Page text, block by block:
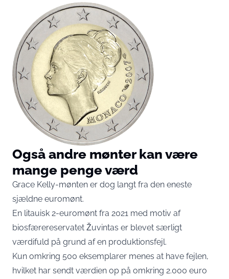
Også andre mønter kan være
mange penge værd
Grace Kelly-mønten er dog langt fra den eneste
sjældne euromønt.
En litauisk 2-euromønt fra 2021 med motiv af
biosfærereservatet Žuvintas er blevet særligt
værdifuld på grund af en produktionsfejl.
Kun omkring 500 eksemplarer menes at have fejlen,
hvilket har sendt værdien op på omkring 2.000 euro